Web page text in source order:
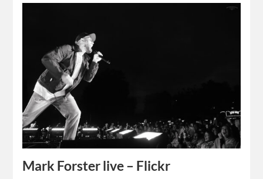
Mark Forster live – Flickr